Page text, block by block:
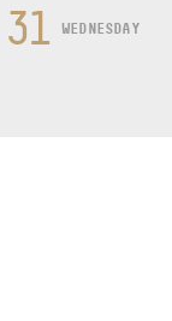
31 WEDNESDAY